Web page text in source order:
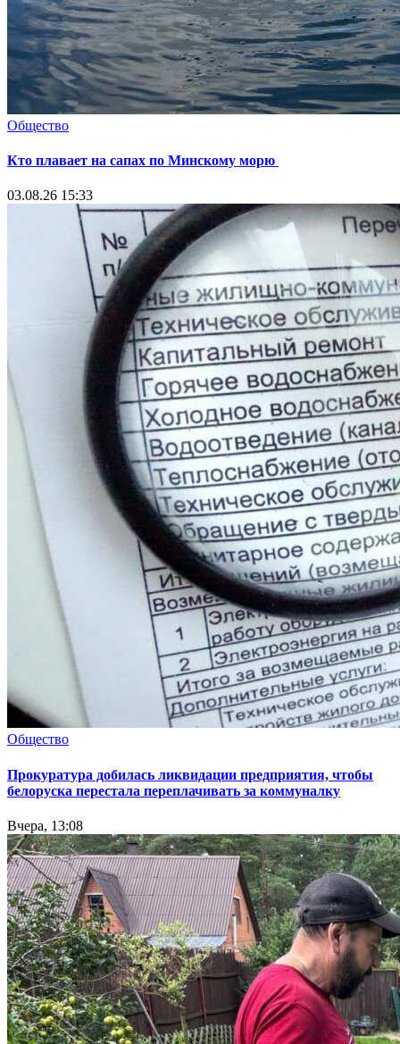
Общество
Кто плавает на сапах по Минскому морю
03.08.26 15:33
Общество
Прокуратура добилась ликвидации предприятия, чтобы
белоруска перестала переплачивать за коммуналку
Вчера, 13:08